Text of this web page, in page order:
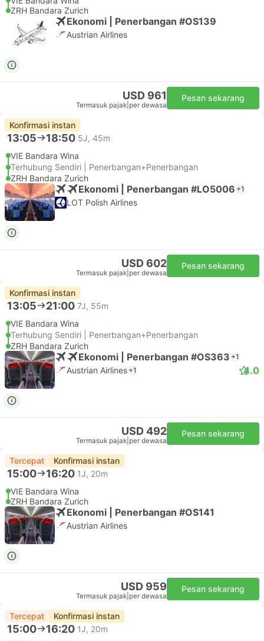
ZRH Bandara Zurich
Ekonomi | Penerbangan #OS139
Austrian Airlines
USD 961
Termasuk pajak per dewasa
Pesan sekarang
Konfirmasi instan
13:05 18:50 5J, 45m
VIE Bandara Wina
Terhubung Sendiri | Penerbangan+Penerbangan
ZRH Bandara Zurich
Ekonomi | Penerbangan #LO5006 +1
LOT Polish Airlines
USD 602
Termasuk pajak per dewasa
Pesan sekarang
Konfirmasi instan
13:05 21:00 7J, 55m
VIE Bandara Wina
Terhubung Sendiri | Penerbangan+Penerbangan
ZRH Bandara Zurich
Ekonomi | Penerbangan #OS363 +1
Austrian Airlines +1 4.0
USD 492
Termasuk pajak per dewasa
Pesan sekarang
Tercepat Konfirmasi instan
15:00 16:20 1J, 20m
VIE Bandara Wina
ZRH Bandara Zurich
Ekonomi | Penerbangan #OS141
Austrian Airlines
USD 959
Termasuk pajak per dewasa
Pesan sekarang
Tercepat Konfirmasi instan
15:00 16:20 1J, 20m